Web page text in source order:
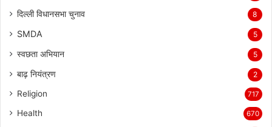
दिल्ली विधानसभा चुनाव 8
SMDA 5
स्वछता अभियान 5
बाढ़ नियंत्रण 2
Religion 717
Health 670